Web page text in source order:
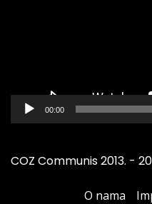
00:00
COZ Communis 2013. -
O nama